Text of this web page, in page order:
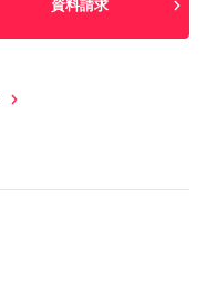
資料請求